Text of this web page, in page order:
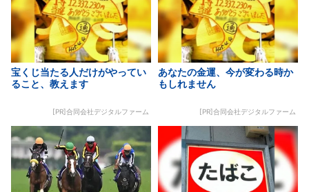
宝くじ当たる人だけがやってい
ること、教えます
[PR]合同会社デジタルファーム
あなたの金運、今が変わる時か
もしれません
[PR]合同会社デジタルファーム